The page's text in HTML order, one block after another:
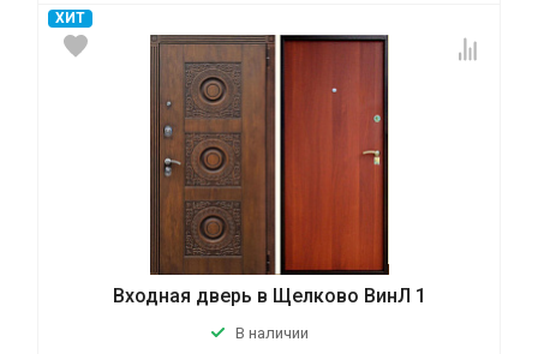
ХИТ
Входная дверь в Щелково ВинЛ 1
В наличии